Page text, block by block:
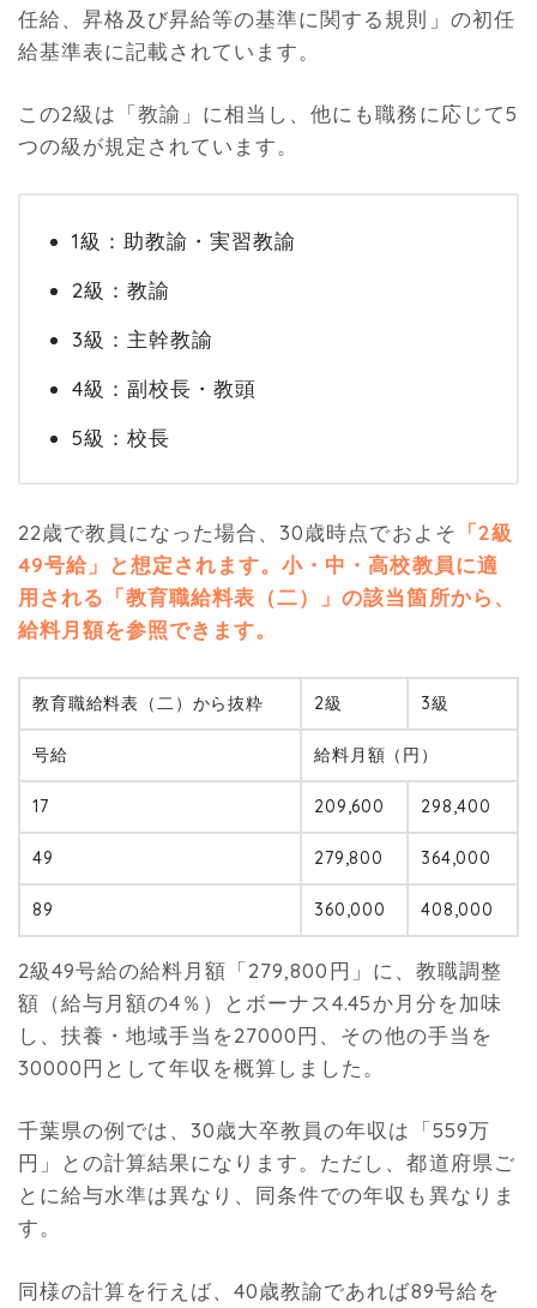
任給、昇格及び昇給等の基準に関する規則」の初任
給基準表に記載されています。
この2級は「教諭」に相当し、他にも職務に応じて5
つの級が規定されています。
1級：助教諭・実習教諭
2級：教諭
3級：主幹教諭
4級：副校長・教頭
5級：校長
22歳で教員になった場合、30歳時点でおよそ 「2級
49号給」と想定されます。小・中・高校教員に適
用される「教育職給料表（二）」の該当箇所から、
給料月額を参照できます。
教育職給料表（二）から抜粋 2級 3級
号給 給料月額（円）
17 209,600 298,400
49 279,800 364,000
89 360,000 408,000
2級49号給の給料月額「279,800円」に、教職調整
額（給与月額の4％）とボーナス4.45か月分を加味
し、扶養・地域手当を27000円、その他の手当を
30000円として年収を概算しました。
千葉県の例では、30歳大卒教員の年収は「559万
円」との計算結果になります。ただし、都道府県ご
とに給与水準は異なり、同条件での年収も異なりま
す。
同様の計算を行えば、40歳教諭であれば89号給を